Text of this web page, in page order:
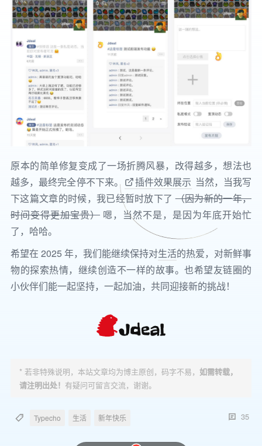
原本的简单修复变成了一场折腾风暴，改得越多，想法也
越多，最终完全停不下来。
插件效果展示 当然，当我写
下这篇文章的时候，我已经暂时放下了（因为新的一年，
时间变得更加宝贵） 嗯，当然不是，是因为年底开始忙
了，哈哈。
希望在 2025 年，我们能继续保持对生活的热爱，对新鲜事
物的探索热情，继续创造不一样的故事。也希望友链圈的
小伙伴们能一起坚持，一起加油，共同迎接新的挑战！
* 若非特殊说明，本站文章均为博主原创，码字不易， 如需转载，
请注明出处！ 有疑问可留言交流，谢谢。
Typecho 生活 新年快乐 35